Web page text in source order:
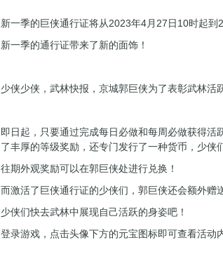
新一季的巨侠通行证将从2023年4月27日10时起到
新一季的通行证带来了新的面饰！
少侠少侠，武林快报，京城郭巨侠为了表彰武林活
即日起，只要通过完成每日必做和每周必做获得
了丰厚的等级奖励，还专门发行了一种货币，少侠
往期外观奖励可以在郭巨侠处进行兑换！
而激活了巨侠通行证的少侠们，郭巨侠还会额外赠
少侠们快去武林中展现自己活跃的身姿吧！
登录游戏，点击头像下方的元宝图标即可查看活动